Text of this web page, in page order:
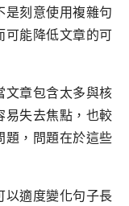
刻意使用複雜句
可能降低文章的可
文章包含太多與核
易失去焦點，也較
題，問題在於這些
以適度變化句子長